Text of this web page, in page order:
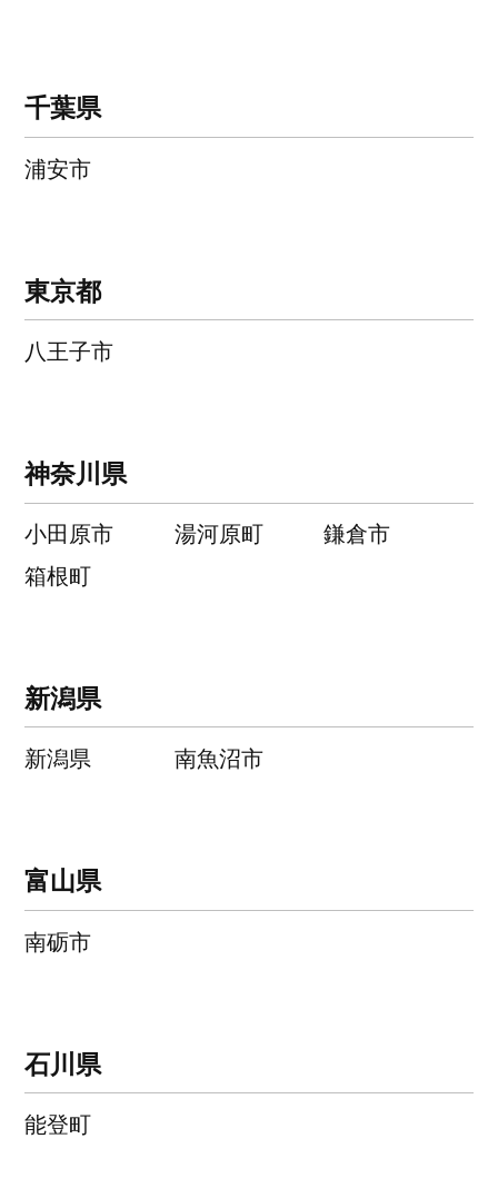
千葉県
浦安市
東京都
八王子市
神奈川県
小田原市 湯河原町
鎌倉市
箱根町
新潟県
新潟県 南魚沼市
富山県
南砺市
石川県
能登町